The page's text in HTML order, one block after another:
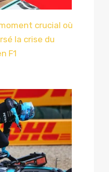
crucial où
la crise du
F1